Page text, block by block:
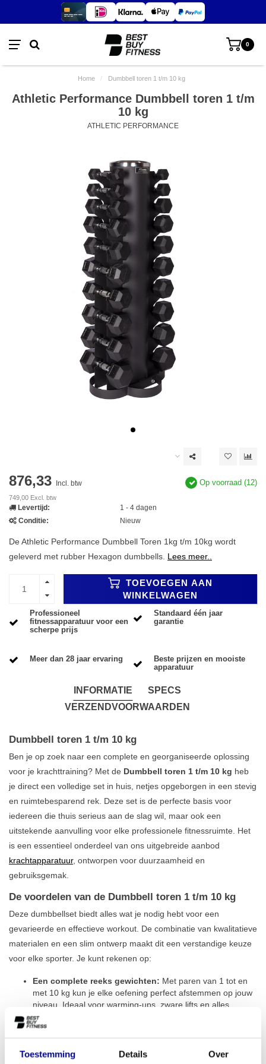
Toestemming Details Over
0
Home / Dumbbell toren 1 t/m 10 kg
Athletic Performance Dumbbell toren 1 t/m
10 kg
ATHLETIC PERFORMANCE
876,33 Incl. btw
749,00 Excl. btw
Op voorraad (12)
Levertijd:
1 - 4 dagen
Conditie:
Nieuw
De Athletic Performance Dumbbell Toren 1kg t/m 10kg wordt
geleverd met rubber Hexagon dumbbells. Lees meer..
TOEVOEGEN AAN
WINKELWAGEN
Professioneel
fitnessapparatuur voor een
scherpe prijs
Standaard één jaar
garantie
Meer dan 28 jaar ervaring
Beste prijzen en mooiste
apparatuur
INFORMATIE
SPECS
VERZENDVOORWAARDEN
Dumbbell toren 1 t/m 10 kg
Ben je op zoek naar een complete en georganiseerde oplossing
voor je krachttraining? Met de Dumbbell toren 1 t/m 10 kg heb
je direct een volledige set in huis, netjes opgeborgen in een stevig
en ruimtebesparend rek. Deze set is de perfecte basis voor
iedereen die thuis serieus aan de slag wil, maar ook een
uitstekende aanvulling voor elke professionele fitnessruimte. Het
is een essentieel onderdeel van ons uitgebreide aanbod
krachtapparatuur, ontworpen voor duurzaamheid en
gebruiksgemak.
De voordelen van de Dumbbell toren 1 t/m 10 kg
Deze dumbbellset biedt alles wat je nodig hebt voor een
gevarieerde en effectieve workout. De combinatie van kwalitatieve
materialen en een slim ontwerp maakt dit een verstandige keuze
voor elke sporter. Je kunt rekenen op:
Een complete reeks gewichten: Met paren van 1 tot en
met 10 kg kun je elke oefening perfect afstemmen op jouw
niveau. Ideaal voor warming-ups, zware lifts en alles
daartussenin, waardoor je continu progressie kunt boeken.
Bescherming voor je vloer:
van een dikke rubberen coating. Ditdempt niet alleen
geluid, maar beschermt ook je vloer
en de gewichten zelf